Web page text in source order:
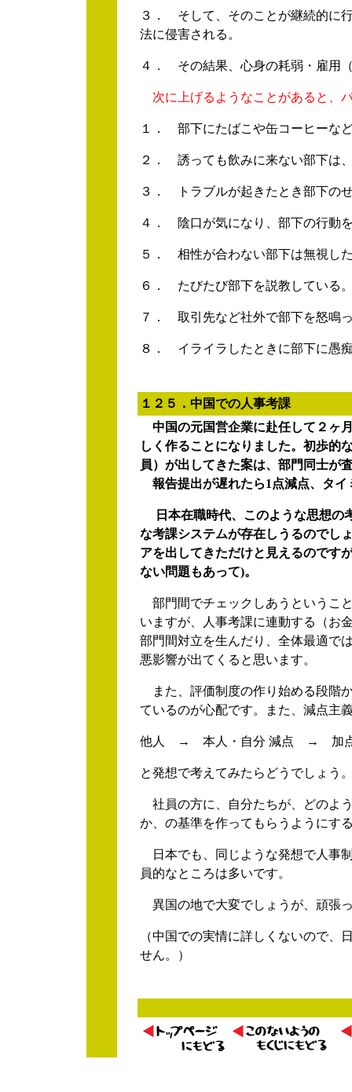
３． そして、そのことが継続的に
法に侵害される。
４． その結果、心身の耗弱・雇用
次に上げるようなことがあると、
１． 部下にたばこや缶コーヒーな
２． 誘っても飲みに来ない部下は
３． トラブルが起きたとき部下の
４． 陰口が気になり、部下の行動
５． 相性が合わない部下は無視し
６． たびたび部下を説教している
７． 取引先など社外で部下を怒鳴
８． イライラしたときに部下に愚
１２５．中国での人事考課
中国の元国営企業に赴任して２ヶ
しく作ることになりました。初歩的
員）が出してきた案は、部門同士が
報告提出が遅れたら1点減点、タイ
日本在職時代、このような思想の
な考課システムが存在しうるのでし
アを出してきただけと見えるのです
ない問題もあって)。
部門間でチェックしあうというこ
いますが、人事考課に連動する（お
部門間対立を生んだり、全体最適で
悪影響が出てくると思います。
また、評価制度の作り始める段階
ているのが心配です。また、減点主
他人 → 本人・自分 減点 → 加
と発想で考えてみたらどうでしょう
社員の方に、自分たちが、どのよ
か、の基準を作ってもらうようにす
日本でも、同じような発想で人事
員的なところは多いです。
異国の地で大変でしょうが、頑張
（中国での実情に詳しくないので、
せん。）